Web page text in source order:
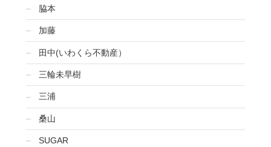
脇本
加藤
田中(いわくら不動産）
三輪未早樹
三浦
桑山
SUGAR